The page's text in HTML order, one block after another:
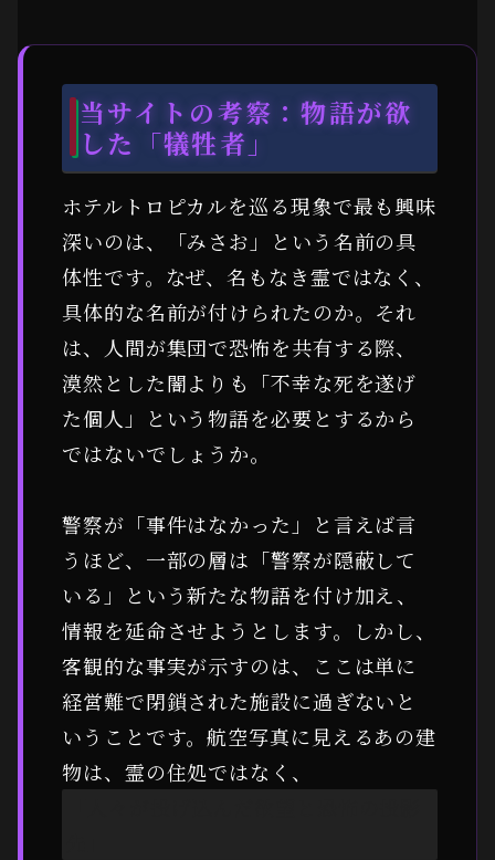
当サイトの考察：物語が欲
した「犠牲者」
ホテルトロピカルを巡る現象で最も興味
深いのは、「みさお」という名前の具
体性です。なぜ、名もなき霊ではなく、
具体的な名前が付けられたのか。それ
は、人間が集団で恐怖を共有する際、
漠然とした闇よりも「不幸な死を遂げ
た個人」という物語を必要とするから
ではないでしょうか。
警察が「事件はなかった」と言えば言
うほど、一部の層は「警察が隠蔽して
いる」という新たな物語を付け加え、
情報を延命させようとします。しかし、
客観的な事実が示すのは、ここは単に
経営難で閉鎖された施設に過ぎないと
いうことです。航空写真に見えるあの建
物は、霊の住処ではなく、